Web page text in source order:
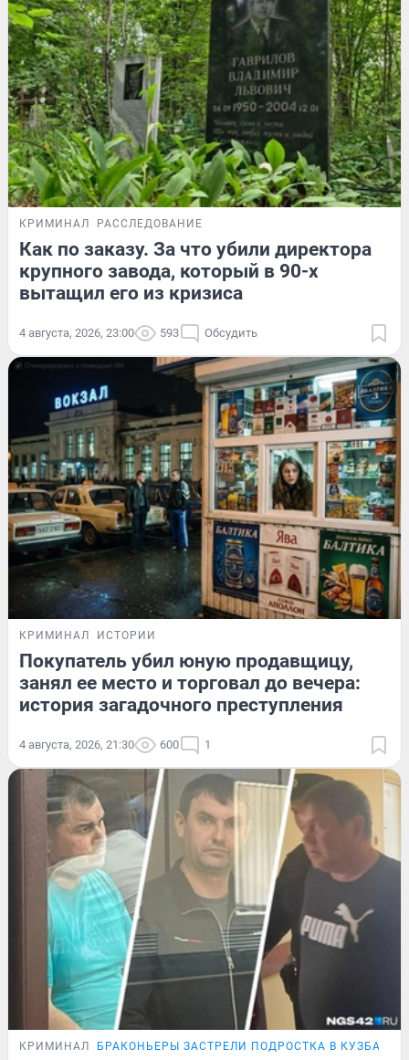
КРИМИНАЛ РАССЛЕДОВАНИЕ
Как по заказу. За что убили директора
крупного завода, который в 90-х
вытащил его из кризиса
4 августа, 2026, 23:00 593 Обсудить
КРИМИНАЛ ИСТОРИИ
Покупатель убил юную продавщицу,
занял ее место и торговал до вечера:
история загадочного преступления
4 августа, 2026, 21:30 600 1
КРИМИНАЛ БРАКОНЬЕРЫ ЗАСТРЕЛИ ПОДРОСТКА В КУЗБАССЕ